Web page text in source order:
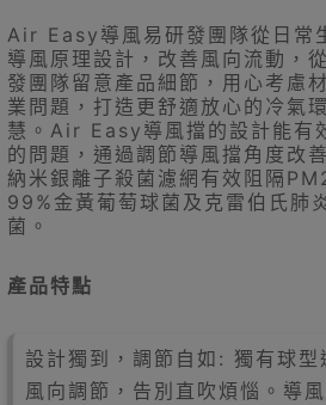
Air Easy導風易研發團隊從日常
導風原理設計，改善風向流動，
發團隊留意產品細節，用心考慮
業問題，打造更舒適放心的冷氣
慧。Air Easy導風擋的設計能有
的問題，通過調節導風擋角度改
納米銀離子殺菌濾網有效阻隔
99%金黃葡萄球菌及克雷伯氏肺
菌。
產品特點
設計獨到，調節自如: 獨有球
風向調節，告別直吹煩惱。導